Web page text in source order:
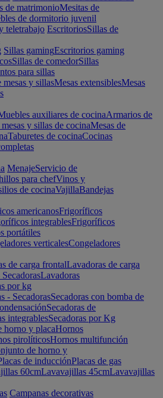
de matrimonioMesitas de
de dormitorio juvenil
teletrabajo EscritoriosSillas de
Sillas gamingEscritorios gaming
Sillas de comedorSillas
para sillas
y sillasMesas extensiblesMesas
auxiliares de cocinaArmarios de
y sillas de cocinaMesas de
Taburetes de cocinaCocinas
MenajeServicio de
para chefVinos y
de cocinaVajillaBandejas
americanosFrigoríficos
integrablesFrigoríficos
portátiles
verticalesCongeladores
de carga frontalLavadoras de carga
Lavadoras
por kg
- SecadorasSecadoras con bomba de
Secadoras de
integrablesSecadoras por Kg
horno y placaHornos
pirolíticosHornos multifunción
de horno y
de inducciónPlacas de gas
60cmLavavajillas 45cmLavavajillas
Campanas decorativas